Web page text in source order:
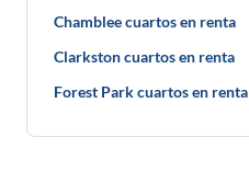
Chamblee cuartos en renta
Clarkston cuartos en renta
Forest Park cuartos en renta